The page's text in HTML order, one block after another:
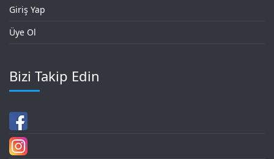
Giriş Yap
Üye Ol
Bizi Takip Edin